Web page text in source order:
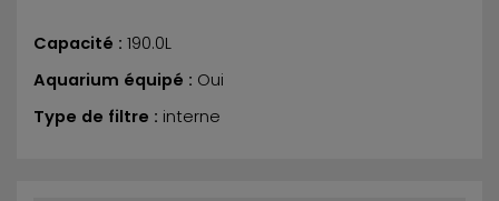
Capacité : 190.0L
Aquarium équipé : Oui
Type de filtre : interne